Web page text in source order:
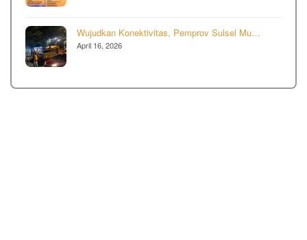
Wujudkan Konektivitas, Pemprov Sulsel Mu…
April 16, 2026